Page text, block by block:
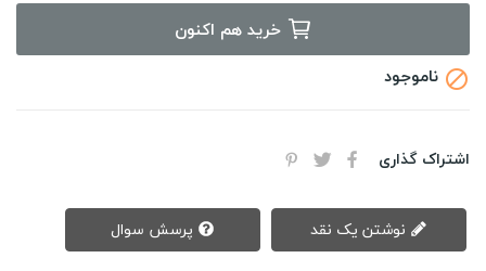
خرید هم اکنون
 ناموجود
اشتراک گذاری